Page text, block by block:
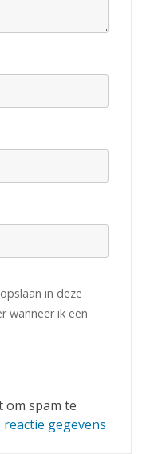
in deze
wanneer ik een
om spam te
gegevens